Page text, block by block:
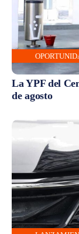
La YPF del
de agosto